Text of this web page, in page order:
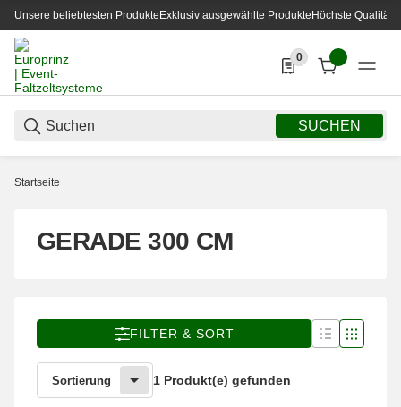
Unsere beliebtesten ProdukteExklusiv ausgewählte ProdukteHöchste Qualität
SUCHEN
0
0 Produkte in der
Startseite
GERADE 300 CM
FILTER & SORT
Sortierung 1 Produkt(e) gefunden